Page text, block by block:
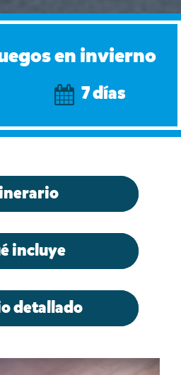
en invierno
7 días
incluye
detallado